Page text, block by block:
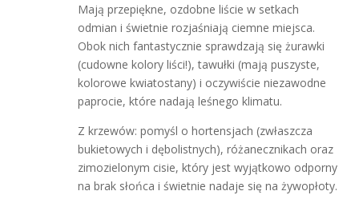
Mają przepiękne, ozdobne liście w setkach
odmian i świetnie rozjaśniają ciemne miejsca.
Obok nich fantastycznie sprawdzają się żurawki
(cudowne kolory liści!), tawułki (mają puszyste,
kolorowe kwiatostany) i oczywiście niezawodne
paprocie, które nadają leśnego klimatu.
Z krzewów: pomyśl o hortensjach (zwłaszcza
bukietowych i dębolistnych), różanecznikach oraz
zimozielonym cisie, który jest wyjątkowo odporny
na brak słońca i świetnie nadaje się na żywopłoty.